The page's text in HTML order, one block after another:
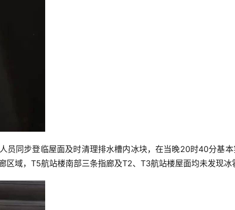
员同步登临屋面及时清理排水槽内冰块，在当晚20时40分基
域，T5航站楼南部三条指廊及T2、T3航站楼屋面均未发现冰